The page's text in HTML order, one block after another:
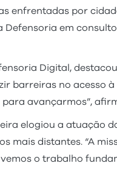
enfrentadas por
em
Digital,
barreiras no acesso
avançarmos”,
elogiou a atuação
mais distantes. “A
vemos o trabalho